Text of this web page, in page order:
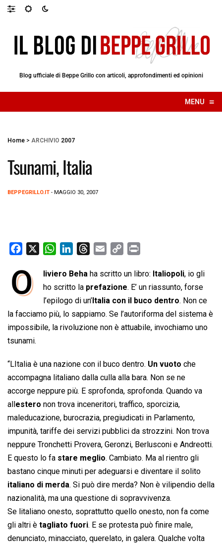
Blog ufficiale di Beppe Grillo con articoli, approfondimenti ed opinioni
MENU ≡
☰
Home > ARCHIVIO 2007
Tsunami, Italia
BEPPEGRILLO.IT - MAGGIO 30, 2007
c
e
o
o
k
W
a
t
s
A
p
n
k
e
d
I
r
e
a
d
s
a
i
l
p
y
L
i
n
i
n
t
O liviero Beha ha scritto un libro: Italiopoli, io gli
ho scritto la prefazione. E’ un riassunto, forse
l’epilogo di un’ Italia con il buco dentro. Non ce
la facciamo più, lo sappiamo. Se l’autoriforma del sistema è
impossibile, la rivoluzione non è attuabile, invochiamo uno
tsunami.
“LItalia è una nazione con il buco dentro. Un vuoto che
accompagna litaliano dalla culla alla bara. Non se ne
accorge neppure più. E sprofonda, sprofonda. Quando va
all estero non trova inceneritori, traffico, sporcizia,
maleducazione, burocrazia, pregiudicati in Parlamento,
impunità, tariffe dei servizi pubblici da strozzini. Non trova
neppure Tronchetti Provera, Geronzi, Berlusconi e Andreotti.
E questo lo fa stare meglio. Cambiato. Ma al rientro gli
bastano cinque minuti per adeguarsi e diventare il solito
italiano di merda. Si può dire merda? Non è vilipendio della
nazionalità, ma una questione di sopravvivenza.
Se litaliano onesto, soprattutto quello onesto, non fa come
gli altri è tagliato fuori. E se protesta può finire male,
denunciato, minacciato, querelato, in galera. Qualche volta